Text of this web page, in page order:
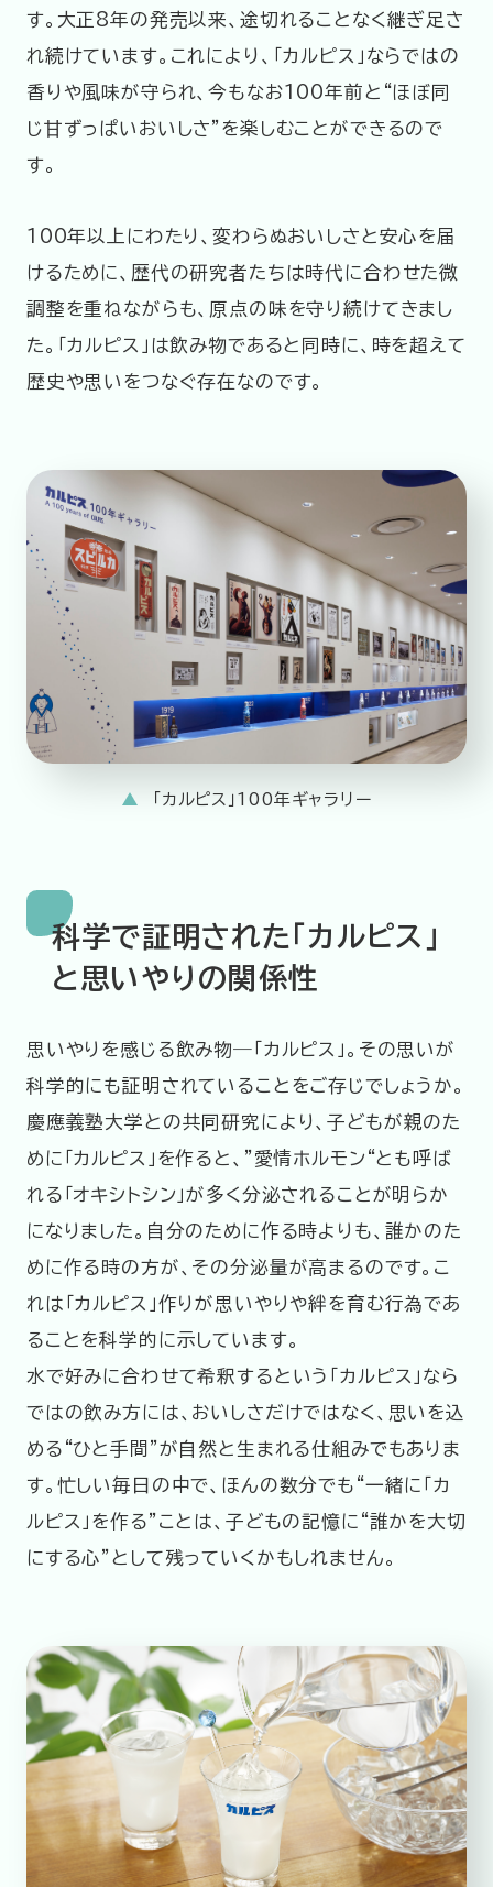
す。大正8年の発売以来、途切れることなく継ぎ足さ
れ続けています。これにより、「カルピス」ならではの
香りや風味が守られ、今もなお100年前と“ほぼ同
じ甘ずっぱいおいしさ”を楽しむことができるので
す。
100年以上にわたり、変わらぬおいしさと安心を届
けるために、歴代の研究者たちは時代に合わせた微
調整を重ねながらも、原点の味を守り続けてきまし
た。「カルピス」は飲み物であると同時に、時を超えて
歴史や思いをつなぐ存在なのです。
「カルピス」100年ギャラリー
科学で証明された「カルピス」
と思いやりの関係性
思いやりを感じる飲み物―「カルピス」。その思いが
科学的にも証明されていることをご存じでしょうか。
慶應義塾大学との共同研究により、子どもが親のた
めに「カルピス」を作ると、”愛情ホルモン“とも呼ば
れる「オキシトシン」が多く分泌されることが明らか
になりました。自分のために作る時よりも、誰かのた
めに作る時の方が、その分泌量が高まるのです。こ
れは「カルピス」作りが思いやりや絆を育む行為であ
ることを科学的に示しています。
水で好みに合わせて希釈するという「カルピス」なら
ではの飲み方には、おいしさだけではなく、思いを込
める“ひと手間”が自然と生まれる仕組みでもありま
す。忙しい毎日の中で、ほんの数分でも“一緒に「カ
ルピス」を作る”ことは、子どもの記憶に“誰かを大切
にする心”として残っていくかもしれません。